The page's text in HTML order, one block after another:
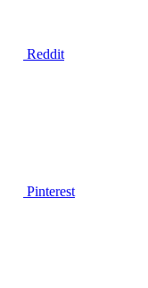
Reddit
Pinterest